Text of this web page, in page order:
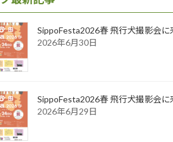
SippoFesta2026春 飛行犬撮影会
2026年6月30日
SippoFesta2026春 飛行犬撮影会
2026年6月29日